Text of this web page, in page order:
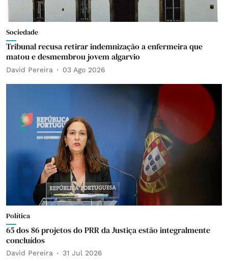
Sociedade
Tribunal recusa retirar indemnização a enfermeira que
matou e desmembrou jovem algarvio
David Pereira 03 Ago 2026
Política
65 dos 86 projetos do PRR da Justiça estão integralmente
concluídos
David Pereira 31 Jul 2026